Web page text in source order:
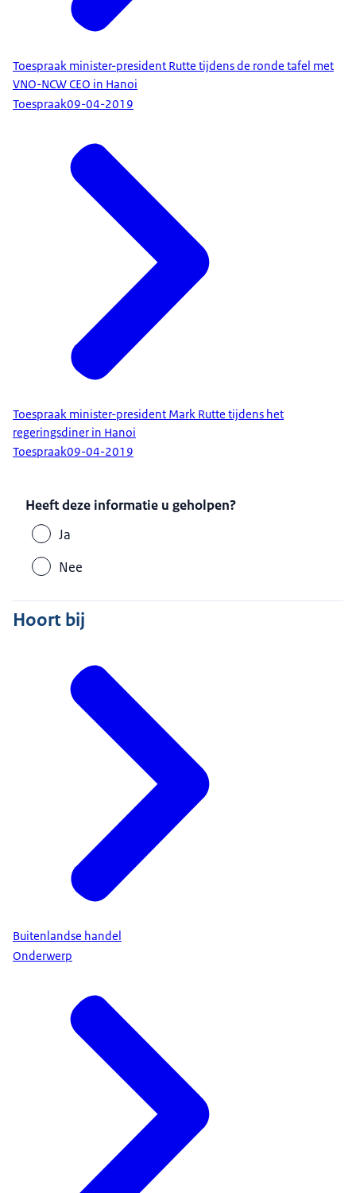
Toespraak minister-president Rutte tijdens de ronde tafel met
VNO-NCW CEO in Hanoi
Toespraak09-04-2019
Toespraak minister-president Mark Rutte tijdens het
regeringsdiner in Hanoi
Toespraak09-04-2019
Heeft deze informatie u geholpen?
Ja
Nee
Hoort bij
Buitenlandse handel
Onderwerp